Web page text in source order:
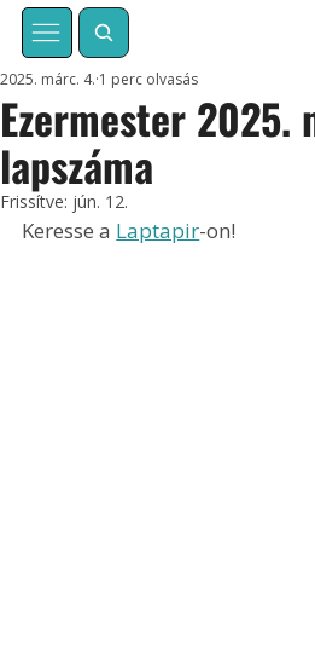
Ezermester 2025.
lapszáma
2025. márc. 4. 1 perc olvasás
Frissítve: jún. 12.
Keresse a Laptapir-on!